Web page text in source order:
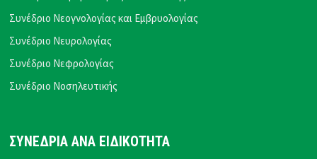
Συνέδριο Νεογνολογίας και Εμβρυολογίας
Συνέδριο Νευρολογίας
Συνέδριο Νεφρολογίας
Συνέδριο Νοσηλευτικής
ΣΥΝΕΔΡΙΑ ΑΝΑ ΕΙΔΙΚΟΤΗΤΑ